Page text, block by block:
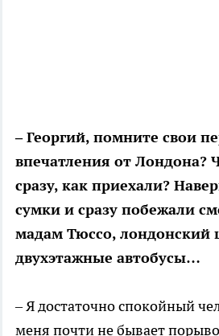
– Георгий, помните свои
впечатления от Лондона?
сразу, как приехали?
сумки и сразу побежали
мадам Тюссо, лондонский
двухэтажные автобусы…
– Я достаточно спокойный
меня почти не бывает